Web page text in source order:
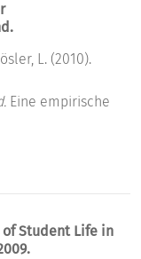
L. (2010).
Eine empirische
Student Life in